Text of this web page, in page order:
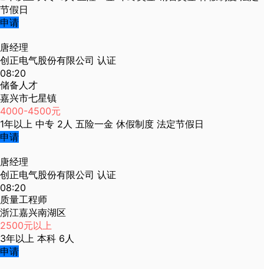
节假日
申请
唐经理
创正电气股份有限公司 认证
08:20
储备人才
嘉兴市七星镇
4000-4500元
1年以上 中专 2人 五险一金 休假制度 法定节假日
申请
唐经理
创正电气股份有限公司 认证
08:20
质量工程师
浙江嘉兴南湖区
2500元以上
3年以上 本科 6人
申请